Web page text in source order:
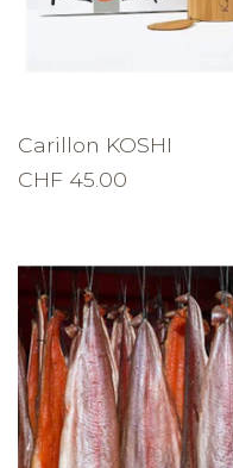
Carillon KOSHI
CHF 45.00